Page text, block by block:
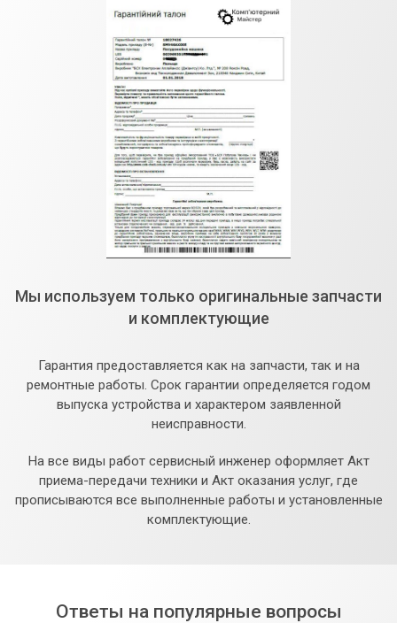
Мы используем только оригинальные запчасти
и комплектующие
Гарантия предоставляется как на запчасти, так и на
ремонтные работы. Срок гарантии определяется годом
выпуска устройства и характером заявленной
неисправности.
На все виды работ сервисный инженер оформляет Акт
приема-передачи техники и Акт оказания услуг, где
прописываются все выполненные работы и установленные
комплектующие.
Ответы на популярные вопросы